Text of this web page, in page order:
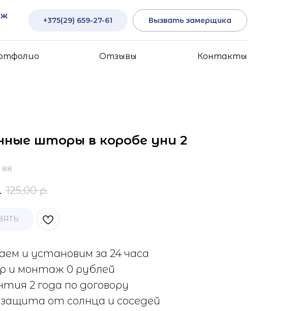
+375(29) 659-27-61 Вызвать замерщика
Отзывы Контакты
шторы в коробе уни 2
88
125,00 р.
и установим за 24 часа
и монтаж 0 рублей
2 года по договору
защита от солнца и соседей